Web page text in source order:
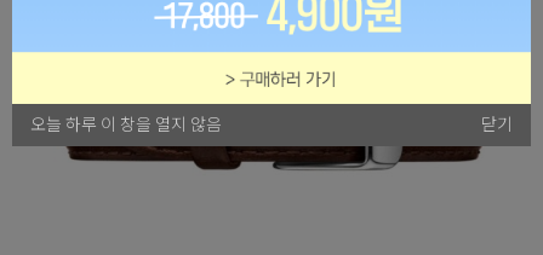
오늘 하루 이 창을 열지 않음 닫기